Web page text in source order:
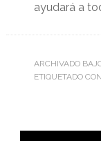
ayudará a
ARCHIVADO
ETIQUETADO
Barra